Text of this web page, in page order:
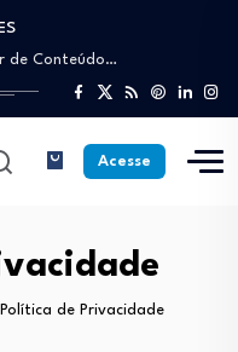
O guia para…
de Conteúdo…
trabalhando…
Online e viver…
entrar no mercado…
O guia para…
trabalhando…
Online e viver…
Acesse
Política de Privacidade